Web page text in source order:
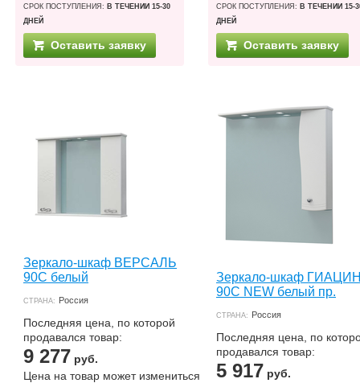
СРОК ПОСТУПЛЕНИЯ: В ТЕЧЕНИИ 15-30
ДНЕЙ
Оставить заявку
СРОК ПОСТУПЛЕНИЯ: В ТЕЧЕНИИ 15-
ДНЕЙ
Оставить заявку
Зеркало-шкаф ВЕРСАЛЬ
90С белый
СТРАНА: Россия
Последняя цена, по которой
продавался товар:
9 277 руб.
Цена на товар может измениться
Зеркало-шкаф
90С NEW белый пр.
СТРАНА: Россия
Последняя цена, по
продавался товар:
5 917 руб.